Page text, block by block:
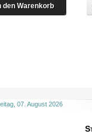
den Warenkorb
07. August 2026